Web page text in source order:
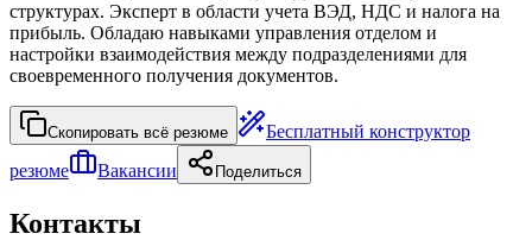
структурах. Эксперт в области учета ВЭД, НДС и налога на
прибыль. Обладаю навыками управления отделом и
настройки взаимодействия между подразделениями для
своевременного получения документов.
Скопировать всё резюме
Бесплатный конструктор
резюме
Вакансии Поделиться
Контакты